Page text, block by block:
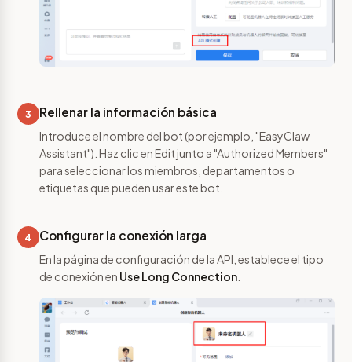
3 Rellenar la información básica
Introduce el nombre del bot (por ejemplo, "EasyClaw
Assistant"). Haz clic en Edit junto a "Authorized Members"
para seleccionar los miembros, departamentos o
etiquetas que pueden usar este bot.
4 Configurar la conexión larga
En la página de configuración de la API, establece el tipo
de conexión en Use Long Connection